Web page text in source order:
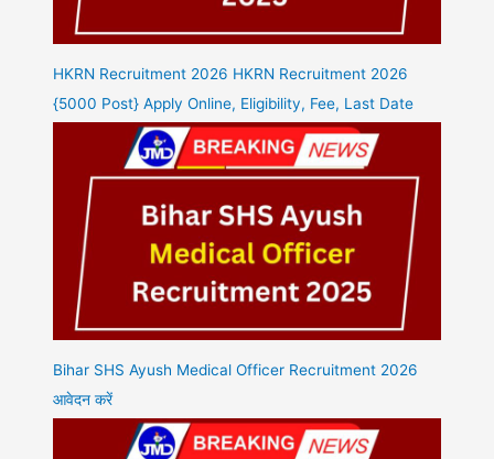
HKRN Recruitment 2026 HKRN Recruitment 2026
{5000 Post} Apply Online, Eligibility, Fee, Last Date
Bihar SHS Ayush Medical Officer Recruitment 2026
आवेदन करें